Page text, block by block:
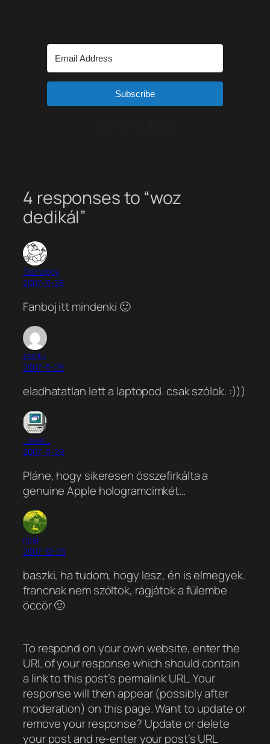
Subscribe
4 responses to “woz
dedikál”
Tschöppy
2007-11-28
Fanboj itt mindenki 🙂
zsoltu
2007-11-28
eladhatatlan lett a laptopod. csak szólok. :)))
_alesi_
2007-11-29
Pláne, hogy sikeresen összefirkálta a
genuine Apple hologramcimkét…
ricsi
2007-12-05
baszki, ha tudom, hogy lesz, én is elmegyek.
francnak nem szóltok, rágjátok a fülembe
öccör 🙂
To respond on your own website, enter the
URL of your response which should contain
a link to this post’s permalink URL. Your
response will then appear (possibly after
moderation) on this page. Want to update or
remove your response? Update or delete
your post and re-enter your post’s URL